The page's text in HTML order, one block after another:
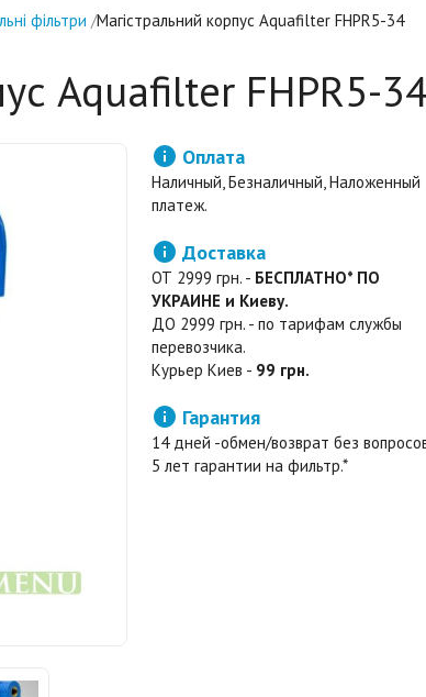
фільтри /Магістральний корпус Aquafilter FHPR5-34
Aquafilter FHPR5-
 Оплата
Наличный, Безналичный, Наложенный
платеж.
 Доставка
ОТ 2999 грн. - БЕСПЛАТНО* ПО
УКРАИНЕ и Киеву.
ДО 2999 грн. - по тарифам службы
перевозчика.
Курьер Киев - 99 грн.
 Гарантия
14 дней -обмен/возврат без
5 лет гарантии на фильтр.*